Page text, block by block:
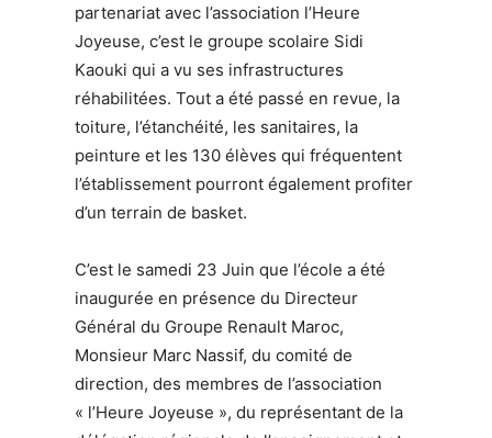
partenariat avec l’association l’Heure
Joyeuse, c’est le groupe scolaire Sidi
Kaouki qui a vu ses infrastructures
réhabilitées. Tout a été passé en revue, la
toiture, l’étanchéité, les sanitaires, la
peinture et les 130 élèves qui fréquentent
l’établissement pourront également profiter
d’un terrain de basket.
C’est le samedi 23 Juin que l’école a été
inaugurée en présence du Directeur
Général du Groupe Renault Maroc,
Monsieur Marc Nassif, du comité de
direction, des membres de l’association
« l’Heure Joyeuse », du représentant de la